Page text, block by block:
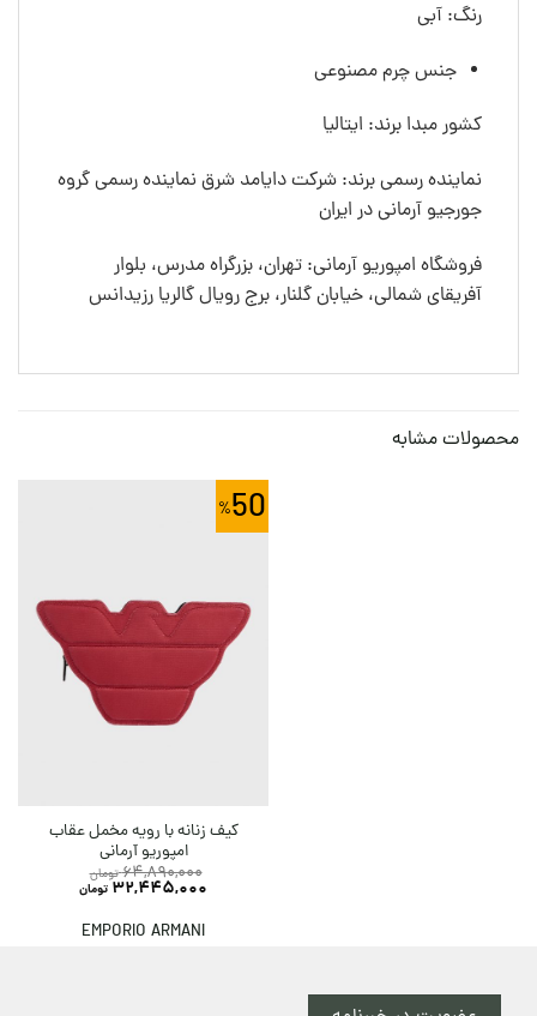
رنگ: آبی
جنس چرم مصنوعی
کشور مبدا برند: ایتالیا
نماینده رسمی برند: شرکت دایامد شرق نماینده رسمی گروه
جورجیو آرمانی در ایران
فروشگاه امپوریو آرمانی: تهران، بزرگراه مدرس، بلوار
آفریقای شمالی، خیابان گلنار، برج رویال گالریا رزیدانس
محصولات مشابه
50
کیف زنانه با رویه مخمل عقاب
امپوریو آرمانی
64,890,000 تومان
32,445,000 تومان
EMPORIO ARMANI